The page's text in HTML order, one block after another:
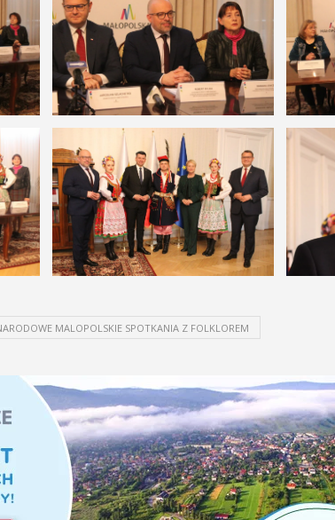
MALOPOLSKIE SPOTKANIA Z FOLKLOREM